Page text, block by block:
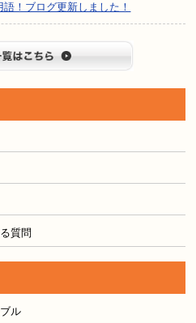
！ブログ更新しました！
質問
ル